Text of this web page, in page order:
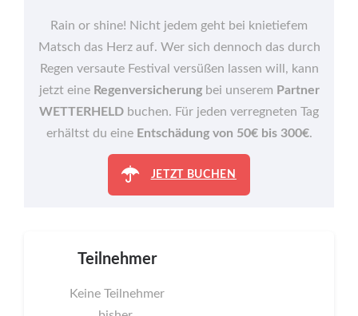
Rain or shine! Nicht jedem geht bei knietiefem
Matsch das Herz auf. Wer sich dennoch das durch
Regen versaute Festival versüßen lassen will, kann
jetzt eine Regenversicherungbei unserem Partner
WETTERHELD buchen. Für jeden verregneten Tag
erhältst du eine Entschädung von 50€ bis 300€.
JETZT BUCHEN
Teilnehmer
Keine Teilnehmer